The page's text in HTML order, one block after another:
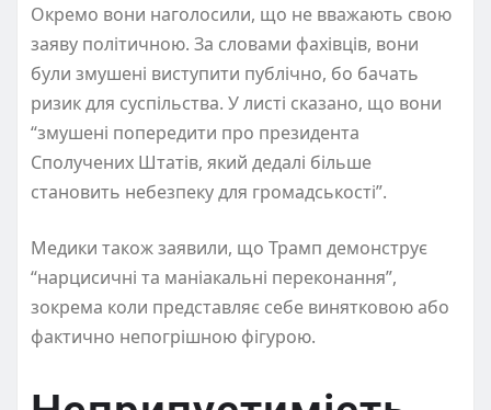
Окремо вони наголосили, що не вважають свою
заяву політичною. За словами фахівців, вони
були змушені виступити публічно, бо бачать
ризик для суспільства. У листі сказано, що вони
“змушені попередити про президента
Сполучених Штатів, який дедалі більше
становить небезпеку для громадськості”.
Медики також заявили, що Трамп демонструє
“нарцисичні та маніакальні переконання”,
зокрема коли представляє себе винятковою або
фактично непогрішною фігурою.